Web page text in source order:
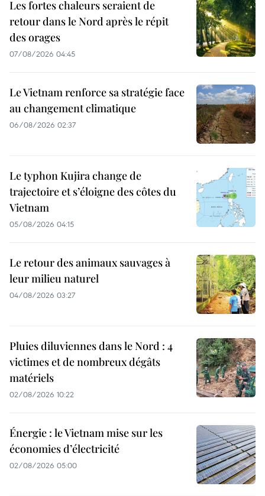
Les fortes chaleurs seraient de
retour dans le Nord après le répit
des orages
07/08/2026 04:45
Le Vietnam renforce sa stratégie face
au changement climatique
06/08/2026 02:37
Le typhon Kujira change de
trajectoire et s’éloigne des côtes du
Vietnam
05/08/2026 04:15
Le retour des animaux sauvages à
leur milieu naturel
04/08/2026 03:27
Pluies diluviennes dans le Nord : 4
victimes et de nombreux dégâts
matériels
02/08/2026 10:22
Énergie : le Vietnam mise sur les
économies d’électricité
02/08/2026 05:00